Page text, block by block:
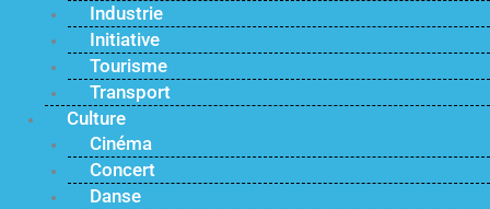
Industrie
Initiative
Tourisme
Transport
Culture
Cinéma
Concert
Danse